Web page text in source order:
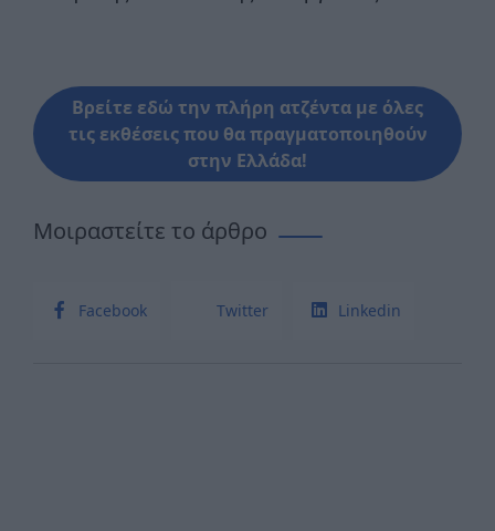
Βρείτε εδώ την πλήρη ατζέντα με όλες
τις εκθέσεις που θα πραγματοποιηθούν
στην Ελλάδα!
Μοιραστείτε το άρθρο
Facebook Twitter Linkedin